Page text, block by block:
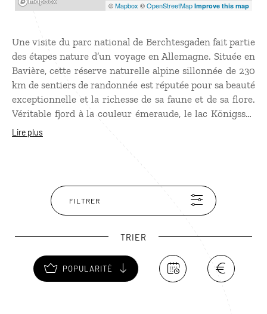
©Mapbox ©OpenStreetMap Improve this map
Une visite du parc national de Berchtesgaden fait partie
des étapes nature d’un voyage en Allemagne. Située en
Bavière, cette réserve naturelle alpine sillonnée de 230
km de sentiers de randonnée est réputée pour sa beauté
exceptionnelle et la richesse de sa faune et de sa flore.
Véritable fjord à la couleur émeraude, le lac Königssee
est l’une des principales attractions du parc avec la
également : le « nid de l'aigle », ancien repère d’Hitler.
Lire plus
FILTRER
TRIER
POPULARITÉ